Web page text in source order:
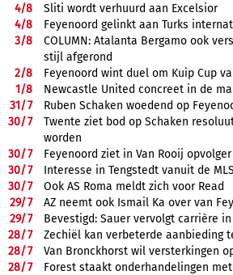
4/8
Sliti wordt verhuurd aan Excelsior
4/8
Feyenoord gelinkt aan Turks
3/8
COLUMN: Atalanta Bergamo ook
stijl afgerond
2/8
Feyenoord wint duel om Kuip Cup
1/8
Newcastle United concreet in de
31/7
Ruben Schaken woedend op
30/7
Twente ziet bod op Schaken
worden
30/7
Feyenoord ziet in Van Rooij opvolger
30/7
Interesse in Tengstedt vanuit de MLS
30/7
Ook AS Roma meldt zich voor Read
29/7
AZ neemt ook Ismail Ka over van
29/7
Bevestigd: Sauer vervolgt carrière
28/7
Zechiël kan verbeterde aanbieding
28/7
Van Bronckhorst wil versterkingen
28/7 Forest staakt onderhandelingen met